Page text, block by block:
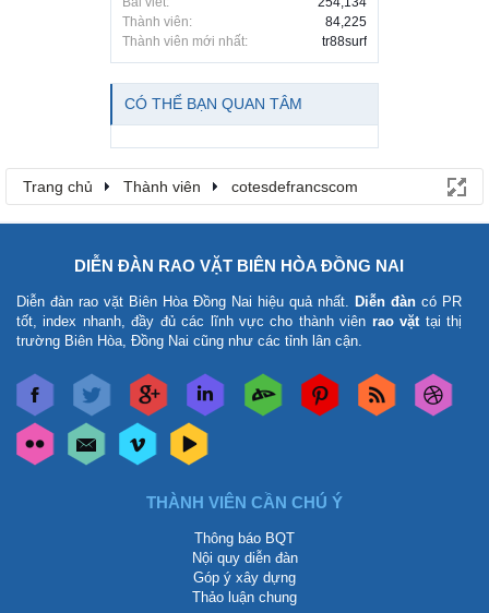
Thành viên:
84,225
Thành viên mới nhất:
tr88surf
CÓ THỂ BẠN QUAN TÂM
Trang chủ Thành viên cotesdefrancscom
DIỄN ĐÀN RAO VẶT BIÊN HÒA ĐỒNG NAI
Diễn đàn rao vặt Biên Hòa Đồng Nai hiệu quả nhất. Diễn đàn có PR
tốt, index nhanh, đầy đủ các lĩnh vực cho thành viên rao vặttại thị
trường Biên Hòa, Đồng Nai cũng như các tỉnh lân cận.
THÀNH VIÊN CẦN CHÚ Ý
Thông báo BQT
Nội quy diễn đàn
Góp ý xây dựng
Thảo luận chung